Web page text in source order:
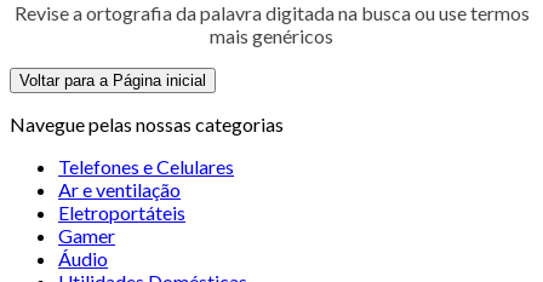
Revise a ortografia da palavra digitada na busca ou use termos
mais genéricos
Voltar para a Página inicial
Navegue pelas nossas categorias
Telefones e Celulares
Ar e ventilação
Eletroportáteis
Gamer
Áudio